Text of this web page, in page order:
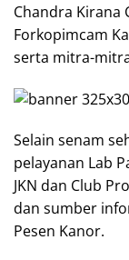
Chandra Kirana
Forkopimcam
serta mitra-
Selain senam
pelayanan Lab
JKN dan Club
dan sumber
Pesen Kanor.